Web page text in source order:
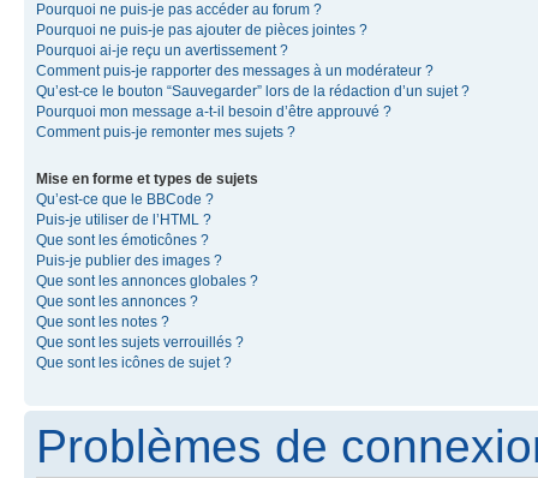
Pourquoi ne puis-je pas accéder au forum ?
Pourquoi ne puis-je pas ajouter de pièces jointes ?
Pourquoi ai-je reçu un avertissement ?
Comment puis-je rapporter des messages à un modérateur ?
Qu’est-ce le bouton “Sauvegarder” lors de la rédaction d’un sujet ?
Pourquoi mon message a-t-il besoin d’être approuvé ?
Comment puis-je remonter mes sujets ?
Mise en forme et types de sujets
Qu’est-ce que le BBCode ?
Puis-je utiliser de l’HTML ?
Que sont les émoticônes ?
Puis-je publier des images ?
Que sont les annonces globales ?
Que sont les annonces ?
Que sont les notes ?
Que sont les sujets verrouillés ?
Que sont les icônes de sujet ?
Problèmes de